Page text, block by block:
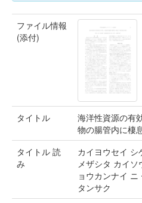
ファイル情報
(添付)
タイトル
海洋性資源の有
物の腸管内に棲
タイトル 読
み
カイヨウセイ シ
メザシタ カイ
ョウカンナイ
タンサク